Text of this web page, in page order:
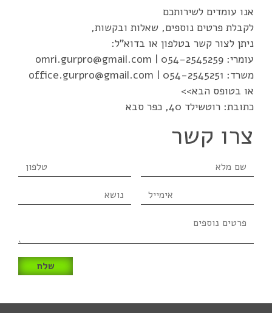
אנו עומדים לשירותכם
לקבלת פרטים נוספים, שאלות ובקשות,
ניתן לצור קשר בטלפון או בדוא"ל:
עומרי: 054-2545259
|
omri.gurpro@gmail.com
משרד: 054-2545251
|
office.gurpro@gmail.com
או בטופס הבא>>
כתובת: רוטשילד 40, כפר סבא
צרו קשר
שם
מלא
נושא
פרטים